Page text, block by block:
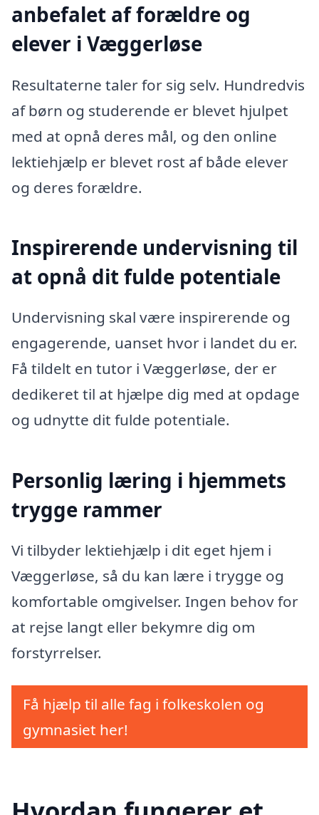
anbefalet af forældre og
elever i Væggerløse
Resultaterne taler for sig selv. Hundredvis
af børn og studerende er blevet hjulpet
med at opnå deres mål, og den online
lektiehjælp er blevet rost af både elever
og deres forældre.
Inspirerende undervisning til
at opnå dit fulde potentiale
Undervisning skal være inspirerende og
engagerende, uanset hvor i landet du er.
Få tildelt en tutor i Væggerløse, der er
dedikeret til at hjælpe dig med at opdage
og udnytte dit fulde potentiale.
Personlig læring i hjemmets
trygge rammer
Vi tilbyder lektiehjælp i dit eget hjem i
Væggerløse, så du kan lære i trygge og
komfortable omgivelser. Ingen behov for
at rejse langt eller bekymre dig om
forstyrrelser.
Få hjælp til alle fag i folkeskolen og
gymnasiet her!